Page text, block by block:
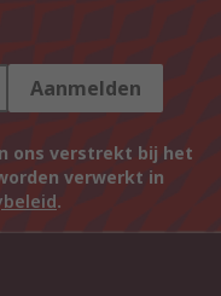
Aanmelden
ons verstrekt bij het
verwerkt in
.